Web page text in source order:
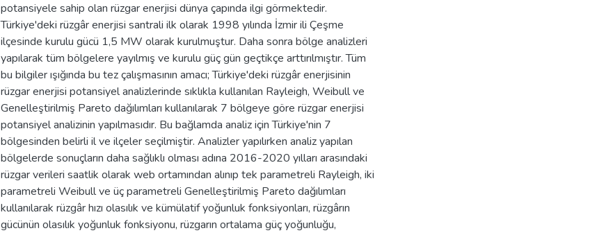
potansiyele sahip olan rüzgar enerjisi dünya çapında ilgi görmektedir.
Türkiye'deki rüzgâr enerjisi santrali ilk olarak 1998 yılında İzmir ili Çeşme
ilçesinde kurulu gücü 1,5 MW olarak kurulmuştur. Daha sonra bölge analizleri
yapılarak tüm bölgelere yayılmış ve kurulu güç gün geçtikçe arttırılmıştır. Tüm
bu bilgiler ışığında bu tez çalışmasının amacı; Türkiye'deki rüzgâr enerjisinin
rüzgar enerjisi potansiyel analizlerinde sıklıkla kullanılan Rayleigh, Weibull ve
Genelleştirilmiş Pareto dağılımları kullanılarak 7 bölgeye göre rüzgar enerjisi
potansiyel analizinin yapılmasıdır. Bu bağlamda analiz için Türkiye'nin 7
bölgesinden belirli il ve ilçeler seçilmiştir. Analizler yapılırken analiz yapılan
bölgelerde sonuçların daha sağlıklı olması adına 2016-2020 yılları arasındaki
rüzgar verileri saatlik olarak web ortamından alınıp tek parametreli Rayleigh, iki
parametreli Weibull ve üç parametreli Genelleştirilmiş Pareto dağılımları
kullanılarak rüzgâr hızı olasılık ve kümülatif yoğunluk fonksiyonları, rüzgârın
gücünün olasılık yoğunluk fonksiyonu, rüzgarın ortalama güç yoğunluğu,